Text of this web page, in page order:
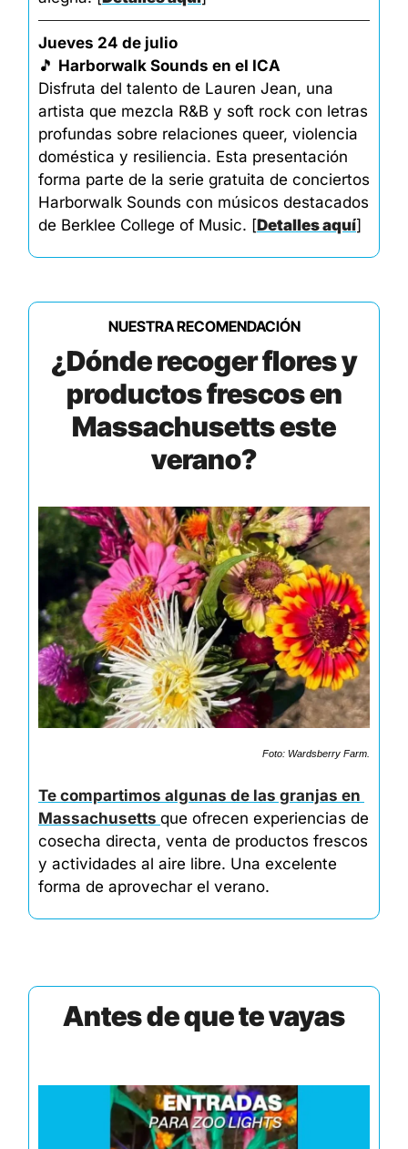
Jueves 24 de julio
🎵 Harborwalk Sounds en eI ICA
Disfruta del talento de Lauren Jean, una
artista que mezcla R&B y soft rock con letras
profundas sobre relaciones queer, violencia
doméstica y resiliencia. Esta presentación
forma parte de la serie gratuita de conciertos
Harborwalk Sounds con músicos destacados
de Berklee College of Music. [Detalles aquí]
NUESTRA RECOMENDACIÓN
¿Dónde recoger flores y
productos frescos en
Massachusetts este
verano?
Foto: Wardsberry Farm.
Te compartimos algunas de las granjas en
Massachusetts que ofrecen experiencias de
cosecha directa, venta de productos frescos
y actividades al aire libre. Una excelente
forma de aprovechar el verano.
Antes de que te vayas